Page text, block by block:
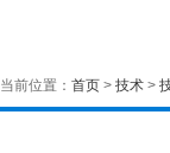
当前位置： 首页 > 技术 >